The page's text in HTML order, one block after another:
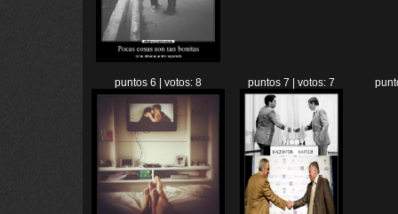
puntos 6 | votos: 8 puntos 7 | votos: 7